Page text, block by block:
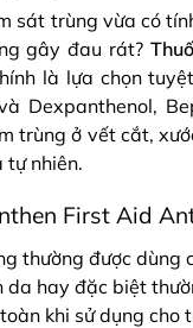
sát trùng vừa có
gây đau rát?
là lựa chọn
Dexpanthenol,
trùng ở vết cắt,
nhiên.
First Aid
thường được dùng
hay đặc biệt
khi sử dụng cho